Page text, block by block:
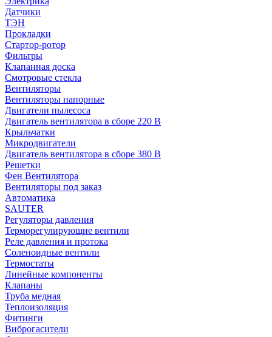
Датчики
ТЭН
Прокладки
Стартор-ротор
Фильтры
Клапанная доска
Смотровые стекла
Вентиляторы
Вентиляторы напорные
Двигатели пылесоса
Двигатель вентилятора в сборе 220 В
Крыльчатки
Микродвигатели
Двигатель вентилятора в сборе 380 В
Решетки
Фен Вентилятора
Вентиляторы под заказ
Автоматика
SAUTER
Регуляторы давления
Терморегулирующие вентили
Реле давления и протока
Соленоидные вентили
Термостаты
Линейные компоненты
Клапаны
Труба медная
Теплоизоляция
Фитинги
Виброгасители